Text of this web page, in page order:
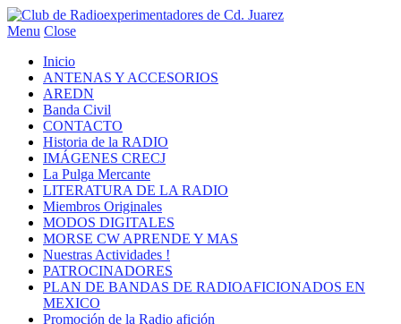
Menu Close
Inicio
ANTENAS Y ACCESORIOS
AREDN
Banda Civil
CONTACTO
Historia de la RADIO
IMÁGENES CRECJ
La Pulga Mercante
LITERATURA DE LA RADIO
Miembros Originales
MODOS DIGITALES
MORSE CW APRENDE Y MAS
Nuestras Actividades !
PATROCINADORES
PLAN DE BANDAS DE RADIOAFICIONADOS EN
MEXICO
Promoción de la Radio afición